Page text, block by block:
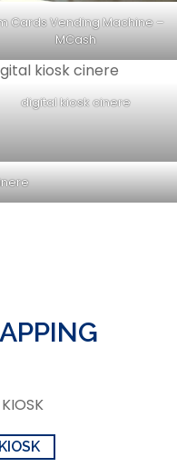
Cards Vending Machine –
MCash
digital kiosk cinere